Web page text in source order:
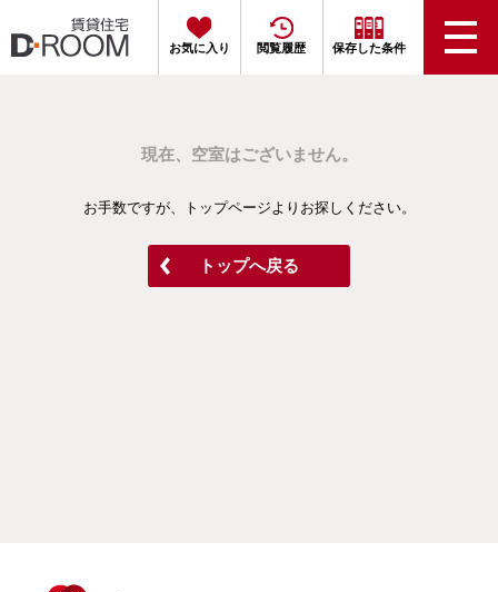
お気に入り 閲覧履歴 保存した条件
現在、空室はございません。
お手数ですが、トップページよりお探しください。
トップへ戻る